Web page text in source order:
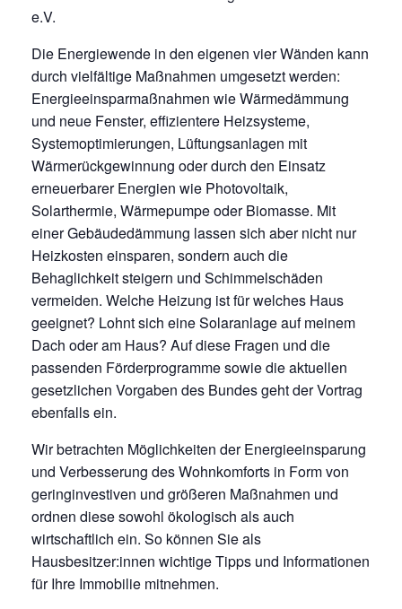
e.V.
Die Energiewende in den eigenen vier Wänden kann
durch vielfältige Maßnahmen umgesetzt werden:
Energieeinsparmaßnahmen wie Wärmedämmung
und neue Fenster, effizientere Heizsysteme,
Systemoptimierungen, Lüftungsanlagen mit
Wärmerückgewinnung oder durch den Einsatz
erneuerbarer Energien wie Photovoltaik,
Solarthermie, Wärmepumpe oder Biomasse. Mit
einer Gebäudedämmung lassen sich aber nicht nur
Heizkosten einsparen, sondern auch die
Behaglichkeit steigern und Schimmelschäden
vermeiden. Welche Heizung ist für welches Haus
geeignet? Lohnt sich eine Solaranlage auf meinem
Dach oder am Haus? Auf diese Fragen und die
passenden Förderprogramme sowie die aktuellen
gesetzlichen Vorgaben des Bundes geht der Vortrag
ebenfalls ein.
Wir betrachten Möglichkeiten der Energieeinsparung
und Verbesserung des Wohnkomforts in Form von
geringinvestiven und größeren Maßnahmen und
ordnen diese sowohl ökologisch als auch
wirtschaftlich ein. So können Sie als
Hausbesitzer:innen wichtige Tipps und Informationen
für Ihre Immobilie mitnehmen.